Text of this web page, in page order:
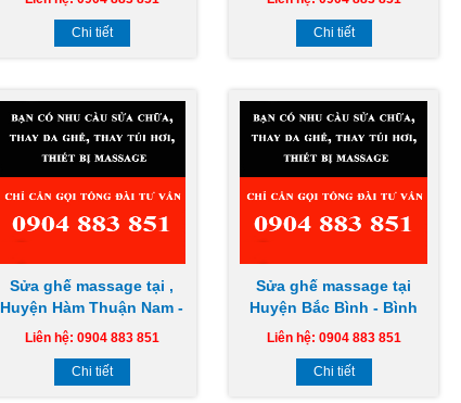
rẻ chuyên nghiệp
Chi tiết
rẻ chuyên nghiệp
Chi tiết
Sửa ghế massage tại ,
Huyện Hàm Thuận Nam -
Bình Thuận tại nhà uy
tín giá rẻ chuyên nghiệp
Liên hệ: 0904 883 851
Chi tiết
Sửa ghế massage tại
Huyện Bắc Bình - Bình
Thuận tại nhà uy tín giá
rẻ chuyên nghiệp
Liên hệ: 0904 883 851
Chi tiết